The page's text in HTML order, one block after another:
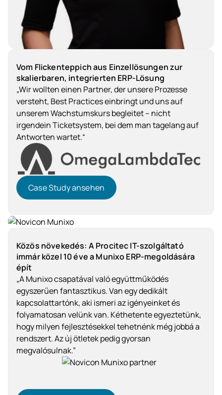
Vom Flickenteppich aus Einzellösungen zur
skalierbaren, integrierten ERP-Lösung
„Wir wollten einen Partner, der unsere Prozesse
versteht, Best Practices einbringt und uns auf
unserem Wachstumskurs begleitet – nicht
irgendein Ticketsystem, bei dem man tagelang auf
Antworten wartet.“
Case Study ansehen
Szolgáltatóipar
Közös növekedés: A Procitec IT-szolgáltató
immár közel 10 éve a Munixo ERP-megoldására
épít
„A Munixo csapatával való együttműködés
egyszerűen fantasztikus. Van egy dedikált
kapcsolattartónk, aki ismeri az igényeinket és
folyamatosan velünk van. Kéthetente egyeztetünk,
hogy milyen fejlesztésekkel tehetnénk még jobbá a
rendszert. Az új ötletek pedig gyorsan
megvalósulnak.”